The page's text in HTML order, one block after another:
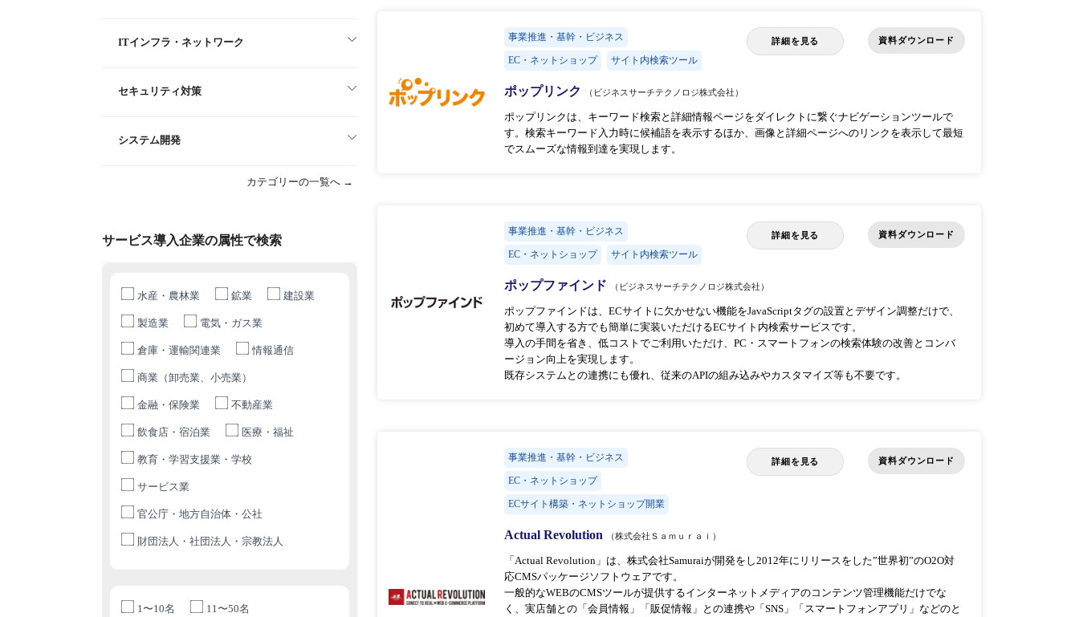
ITインフラ・ネットワーク
セキュリティ対策
システム開発
カテゴリーの一覧へ →
サービス導入企業の属性で検索
水産・農林業 鉱業 建設業
製造業 電気・ガス業
倉庫・運輸関連業 情報通信
商業（卸売業、小売業）
金融・保険業 不動産業
飲食店・宿泊業 医療・福祉
教育・学習支援業・学校
サービス業
官公庁・地方自治体・公社
財団法人・社団法人・宗教法人
1〜10名 11〜50名
事業推進・基幹・ビジネス
EC・ネットショップ サイト内検索ツール
詳細を見る 資料ダウンロード
ポップリンク （ビジネスサーチテクノロジ株式会社）
ポップリンクは、キーワード検索と詳細情報ページをダイレクトに繋ぐナビゲーションツールで
す。検索キーワード入力時に候補語を表示するほか、画像と詳細ページへのリンクを表示して最短
でスムーズな情報到達を実現します。
事業推進・基幹・ビジネス
EC・ネットショップ サイト内検索ツール
詳細を見る 資料ダウンロード
ポップファインド （ビジネスサーチテクノロジ株式会社）
ポップファインドは、ECサイトに欠かせない機能をJavaScriptタグの設置とデザイン調整だけで、
初めて導入する方でも簡単に実装いただけるECサイト内検索サービスです。
導入の手間を省き、低コストでご利用いただけ、PC・スマートフォンの検索体験の改善とコンバ
ージョン向上を実現します。
既存システムとの連携にも優れ、従来のAPIの組み込みやカスタマイズ等も不要です。
事業推進・基幹・ビジネス
EC・ネットショップ
ECサイト構築・ネットショップ開業
詳細を見る 資料ダウンロード
Actual Revolution （株式会社Ｓａｍｕｒａｉ）
「Actual Revolution」は、株式会社Samuraiが開発をし2012年にリリースをした”世界初”のO2O対
応CMSパッケージソフトウェアです。
一般的なWEBのCMSツールが提供するインターネットメディアのコンテンツ管理機能だけでな
く、実店舗との「会員情報」「販促情報」との連携や「SNS」「スマートフォンアプリ」などのと